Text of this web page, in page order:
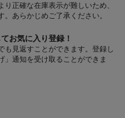
正確な在庫表示が難しいため、
あらかじめご了承ください。
お気に入り登録！
見返すことができます。登録し
」通知を受け取ることができま